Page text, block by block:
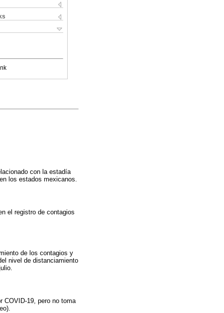
con la estadía
los estados mexicanos.
el registro de contagios
de los contagios y
nivel de distanciamiento
COVID-19, pero no toma